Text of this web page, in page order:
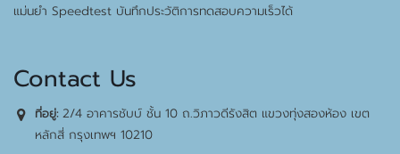
แม่นยำ Speedtest บันทึกประวัติการทดสอบความเร็วได้
Contact Us
ที่อยู่:2/4 อาคารชับบ์ ชั้น 10 ถ.วิภาวดีรังสิต แขวงทุ่งสองห้อง เขต
หลักสี่ กรุงเทพฯ 10210